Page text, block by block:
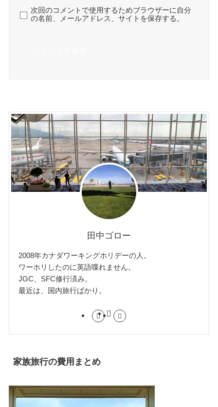
次回のコメントで使用するためブラウザーに自分
の名前、メールアドレス、サイトを保存する。
田中ゴロー
2008年カナダワーキングホリデーの人。
ワーホリしたのに英語喋れません。
JGC、SFC修行済み。
最近は、国内旅行ばかり。
家族旅行の費用まとめ